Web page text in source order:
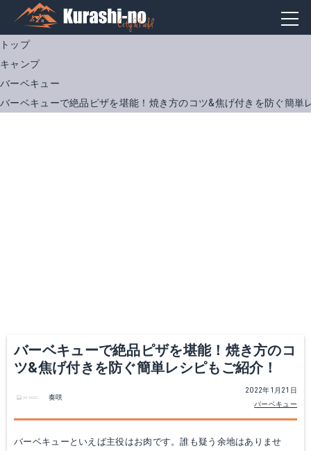
トップ
キャンプ
バーベキュー
バーベキューで絶品ピザを堪能！焼き方のコツ&焦げ付きを防ぐ簡単
バーベキューで絶品ピザを堪能！焼き方のコ
ツ&焦げ付きを防ぐ簡単レシピもご紹介！
2022年1月21日
バーベキュー
奏咲
バーベキューといえば主役はお肉です。誰も疑う余地はありませ